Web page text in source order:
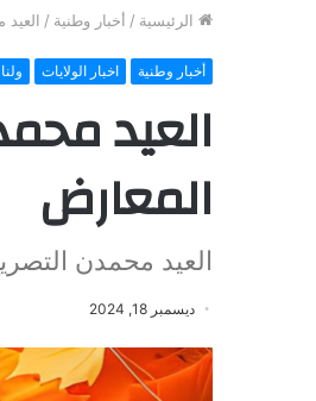
الرئيسية / أخبار وطنية /
أخبار وطنية اخبار الولايات
العيد
المعارض
العيد محمدن
ديسمبر 18, 2024